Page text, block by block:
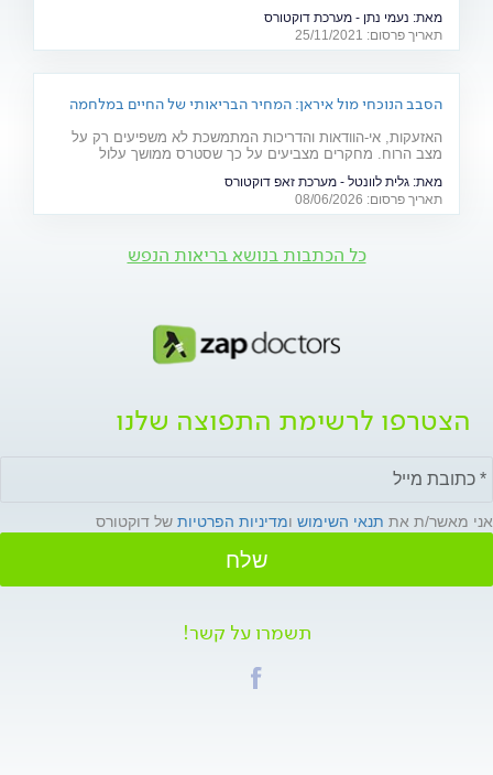
מרצה באוניברסיטת בר אילן ומחבר הספר "גברים מדברים
אלימות", מסביר את הגורמים לה
מאת: נעמי נתן - מערכת דוקטורס
תאריך פרסום: 25/11/2021
הסבב הנוכחי מול איראן: המחיר הבריאותי של החיים במלחמה
האזעקות, אי-הוודאות והדריכות המתמשכת לא משפיעים רק על
מצב הרוח. מחקרים מצביעים על כך שסטרס ממושך עלול
מהלב ועד העור, אילו תופעות בריאותיות עלולות להתגבר בתקופות
של מתיחות ביטחונית ומה ניתן לעשות כדי לשמור על הבריאות
מאת: גלית לוונטל - מערכת זאפ דוקטורס
תאריך פרסום: 08/06/2026
כל הכתבות בנושא בריאות הנפש
הצטרפו לרשימת התפוצה שלנו
אני מאשר/ת את תנאי השימוש ומדיניות הפרטיות של דוקטורס
שלח
תשמרו על קשר!